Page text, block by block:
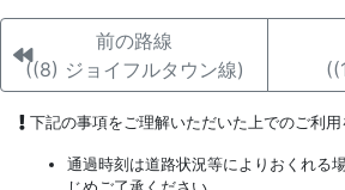
前の路線
((8) ジョイフルタウン線)
下記の事項をご理解いただいた上でのご利用
通過時刻は道路状況等によりおくれる